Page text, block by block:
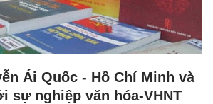
Ái Quốc - Hồ Chí Minh và
sự nghiệp văn hóa-VHNT